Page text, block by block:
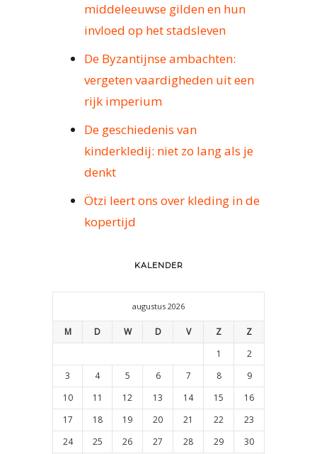
middeleeuwse gilden en hun
invloed op het stadsleven
De Byzantijnse ambachten:
vergeten vaardigheden uit een
rijk imperium
De geschiedenis van
kinderkledij: niet zo lang als je
denkt
Ötzi leert ons over kleding in de
kopertijd
KALENDER
augustus 2026
M D W D V Z
Z
1
2
3
4 5 6 7 8
9
10
11 12 13 14 15
16
17
18 19 20 21 22
23
24
25 26 27 28 29
30